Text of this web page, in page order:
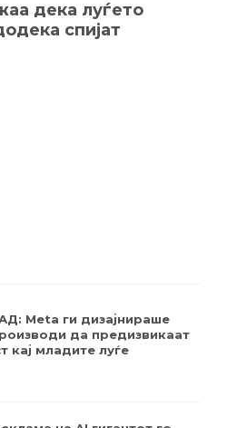
дека луѓето
спијат
Meta ги дизајнираше
да предизвикаат
кај младите луѓе